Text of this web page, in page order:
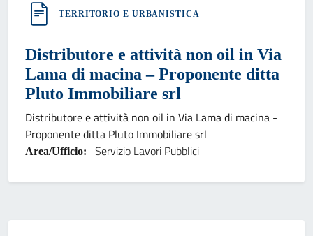
TERRITORIO E URBANISTICA
Distributore e attività non oil in Via
Lama di macina – Proponente ditta
Pluto Immobiliare srl
Distributore e attività non oil in Via Lama di macina -
Proponente ditta Pluto Immobiliare srl
Area/Ufficio: Servizio Lavori Pubblici